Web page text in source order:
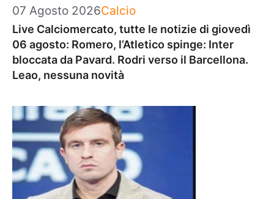
07 Agosto 2026Categorie
Calcio
Live Calciomercato, tutte le notizie di giovedì
06 agosto: Romero, l’Atletico spinge: Inter
bloccata da Pavard. Rodri verso il Barcellona.
Leao, nessuna novità